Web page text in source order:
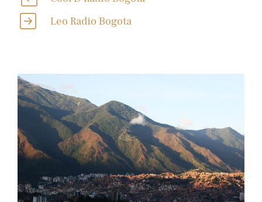
Leo Radio Bogota